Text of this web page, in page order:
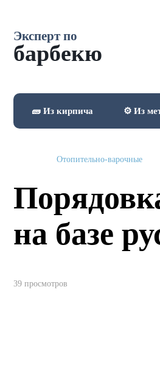
Эксперт по
барбекю
🧱 Из кирпича ⚙️ Из
Отопительно-варочные
на базе
39 просмотров